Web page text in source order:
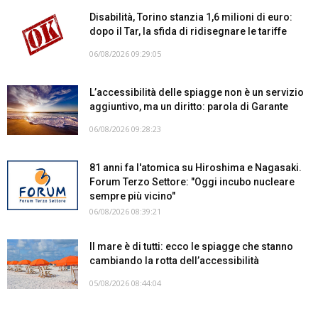
Disabilità, Torino stanzia 1,6 milioni di euro:
dopo il Tar, la sfida di ridisegnare le tariffe
06/08/2026 09:29:05
L’accessibilità delle spiagge non è un servizio
aggiuntivo, ma un diritto: parola di Garante
06/08/2026 09:28:23
81 anni fa l'atomica su Hiroshima e Nagasaki.
Forum Terzo Settore: "Oggi incubo nucleare
sempre più vicino"
06/08/2026 08:39:21
Il mare è di tutti: ecco le spiagge che stanno
cambiando la rotta dell’accessibilità
05/08/2026 08:44:04